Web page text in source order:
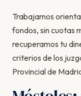
Trabajamos
fondos, sin cuotas
recuperamos tu
criterios de los
Provincial de